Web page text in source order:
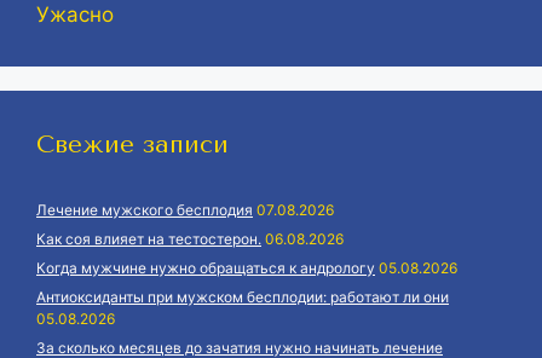
Ужасно
Свежие записи
Лечение мужского бесплодия 07.08.2026
Как соя влияет на тестостерон. 06.08.2026
Когда мужчине нужно обращаться к андрологу 05.08.2026
Антиоксиданты при мужском бесплодии: работают ли они
05.08.2026
За сколько месяцев до зачатия нужно начинать лечение